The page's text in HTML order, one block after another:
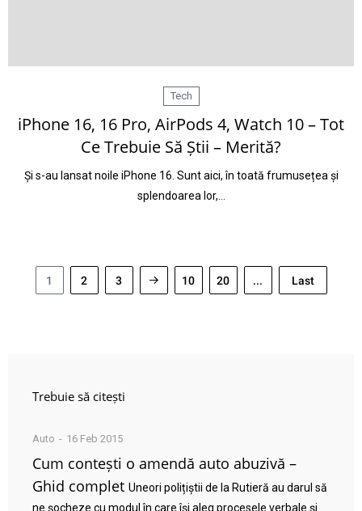
Tech
iPhone 16, 16 Pro, AirPods 4, Watch 10 – Tot
Ce Trebuie Să Știi – Merită?
Și s-au lansat noile iPhone 16. Sunt aici, în toată frumusețea și
splendoarea lor,…
1 2 3 10 20 ... Last
Trebuie să citești
Auto 16 Feb 2015
Cum contești o amendă auto abuzivă –
Ghid complet Uneori polițiștii de la Rutieră au darul să
ne șocheze cu modul în care își aleg procesele verbale și